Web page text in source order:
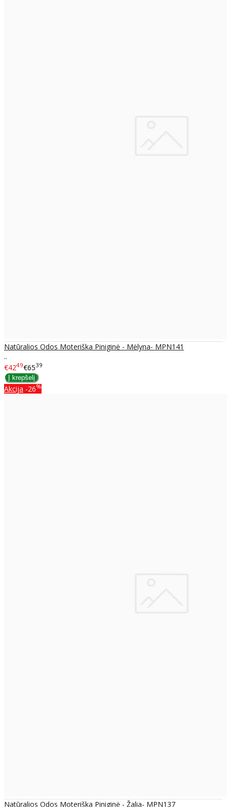
Natūralios Odos Moteriška Piniginė - Mėlyna- MPN141
..
€4249€6539
Akcija -26%
Natūralios Odos Moteriška Piniginė - Žalia- MPN137